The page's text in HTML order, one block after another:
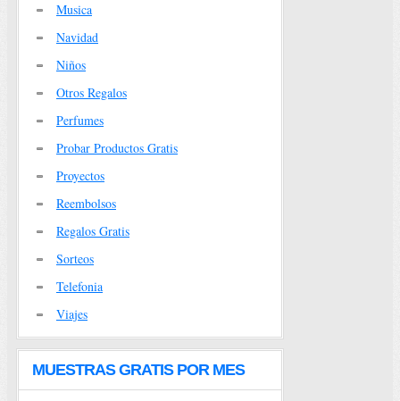
Musica
Navidad
Niños
Otros Regalos
Perfumes
Probar Productos Gratis
Proyectos
Reembolsos
Regalos Gratis
Sorteos
Telefonia
Viajes
MUESTRAS GRATIS POR MES